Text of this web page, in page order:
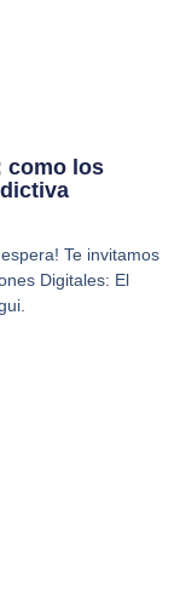
como los
Te invitamos
Digitales: El